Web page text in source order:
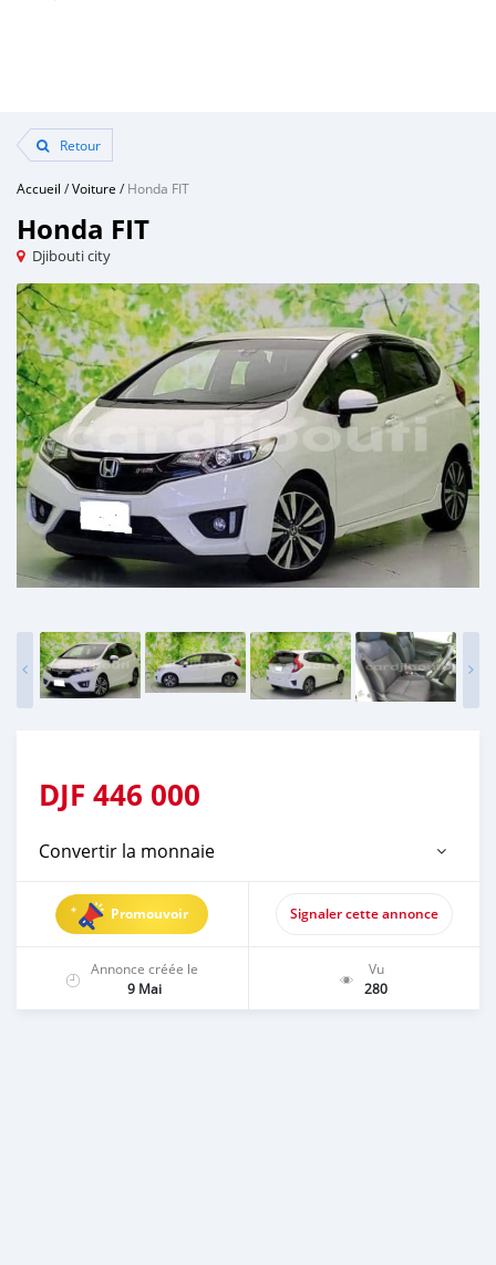
Retour
Accueil /Voiture /Honda FIT
Honda FIT
Djibouti city
DJF 446 000
Convertir la monnaie
Promouvoir Signaler cette annonce
Annonce créée le
9 Mai
Vu
280